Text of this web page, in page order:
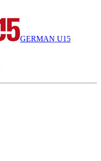
GERMAN U15